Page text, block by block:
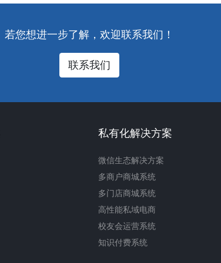
若您想进一步了解，欢迎联系我们！
联系我们
私有化解决方案
微信生态解决方案
多商户商城系统
多门店商城系统
高性能私域电商
校友会运营系统
知识付费系统